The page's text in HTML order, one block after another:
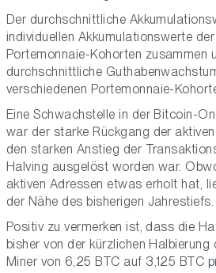
Der durchschnittliche
individuellen Akkumulationswerte
Portemonnaie-Kohorten zusammen
durchschnittliche
verschiedenen Portemonnaie-
Eine Schwachstelle in der Bitcoin-
war der starke Rückgang der
den starken Anstieg der
Halving ausgelöst worden war.
aktiven Adressen etwas erholt hat,
der Nähe des bisherigen Jahrestiefs.
Positiv zu vermerken ist, dass die
bisher von der kürzlichen
Miner von 6,25 BTC auf 3,125 BTC